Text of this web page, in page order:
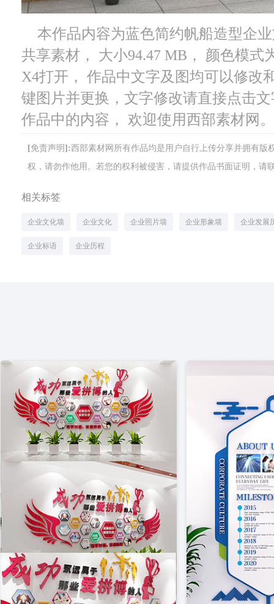
本作品内容为蓝色简约帆船造型企
共享素材， 大小94.47 MB， 颜色模式
X4打开， 作品中文字及图均可以修改
键图片并更换，文字修改请直接点击
作品中的内容， 欢迎使用西部素材网。
[免责声明]:西部素材网所有作品均是用户自行上传分享并拥有版
权，请勿作他用。若您的权利被侵害，请提供作品书面证明，请
相关标签
企业文化墙 企业文化 企业照片墙 企业形象墙 企业发展
企业标语 企业历程